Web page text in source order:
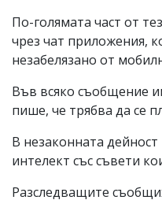
По-голямата част от
чрез чат приложения,
незабелязано от
Във всяко съобщение
пише, че трябва да се
В незаконната
интелект със съвети
Разследващите